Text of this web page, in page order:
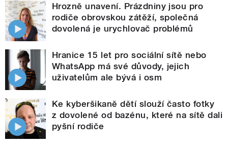
Hrozně unavení. Prázdniny jsou pro
rodiče obrovskou zátěží, společná
dovolená je urychlovač problémů
Hranice 15 let pro sociální sítě nebo
WhatsApp má své důvody, jejich
uživatelům ale bývá i osm
Ke kyberšikaně dětí slouží často fotky
z dovolené od bazénu, které na sítě dali
pyšní rodiče